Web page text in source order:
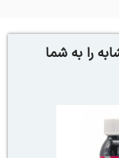
را به شما